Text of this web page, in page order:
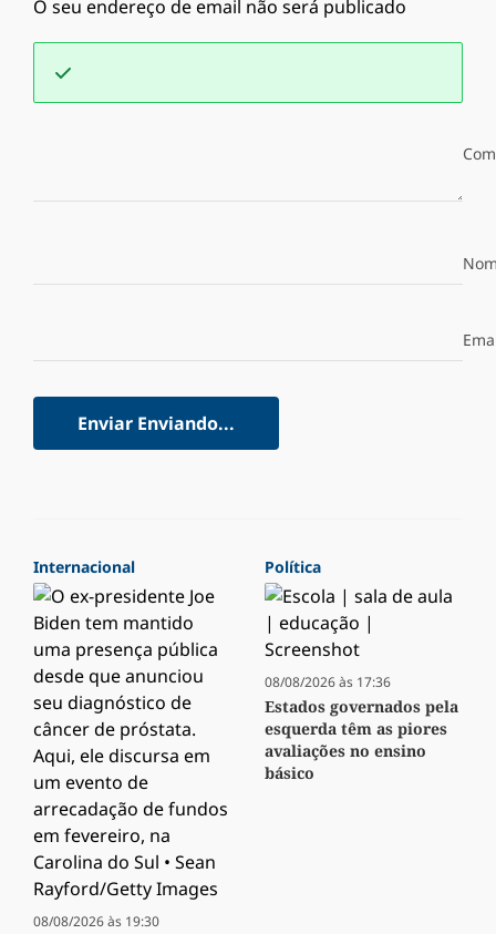
O seu endereço de email não será publicado
Enviar Enviando...
Internacional
08/08/2026 às 19:30
Política
08/08/2026 às 17:36
Estados governados pela
esquerda têm as piores
avaliações no ensino
básico